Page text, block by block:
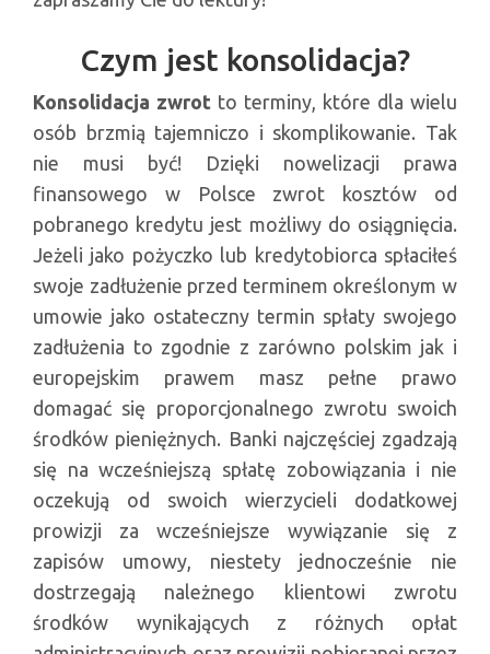
Czym jest konsolidacja?
Konsolidacja zwrot to terminy, które dla wielu
osób brzmią tajemniczo i skomplikowanie. Tak
nie musi być! Dzięki nowelizacji prawa
finansowego w Polsce zwrot kosztów od
pobranego kredytu jest możliwy do osiągnięcia.
Jeżeli jako pożyczko lub kredytobiorca spłaciłeś
swoje zadłużenie przed terminem określonym w
umowie jako ostateczny termin spłaty swojego
zadłużenia to zgodnie z zarówno polskim jak i
europejskim prawem masz pełne prawo
domagać się proporcjonalnego zwrotu swoich
środków pieniężnych. Banki najczęściej zgadzają
się na wcześniejszą spłatę zobowiązania i nie
oczekują od swoich wierzycieli dodatkowej
prowizji za wcześniejsze wywiązanie się z
zapisów umowy, niestety jednocześnie nie
dostrzegają należnego klientowi zwrotu
środków wynikających z różnych opłat